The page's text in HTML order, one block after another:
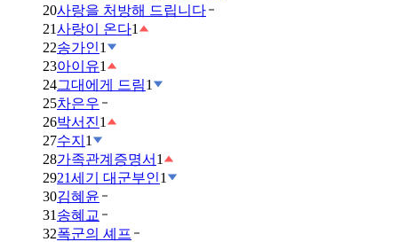
20사랑을 처방해 드립니다
21사랑이 온다1
22송가인1
23아이유1
24그대에게 드림1
25차은우
26박서진1
27수지 1
28가족관계증명서 1
2921세기 대군부인1
30김혜윤
31 송혜교
32폭군의 셰프